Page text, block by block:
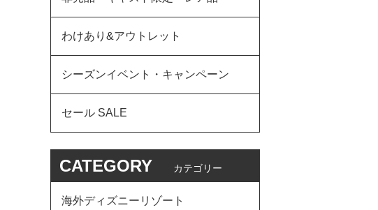
わけあり&アウトレット
シーズンイベント・キャンペーン
セール SALE
CATEGORY カテゴリー
海外ディズニーリゾート